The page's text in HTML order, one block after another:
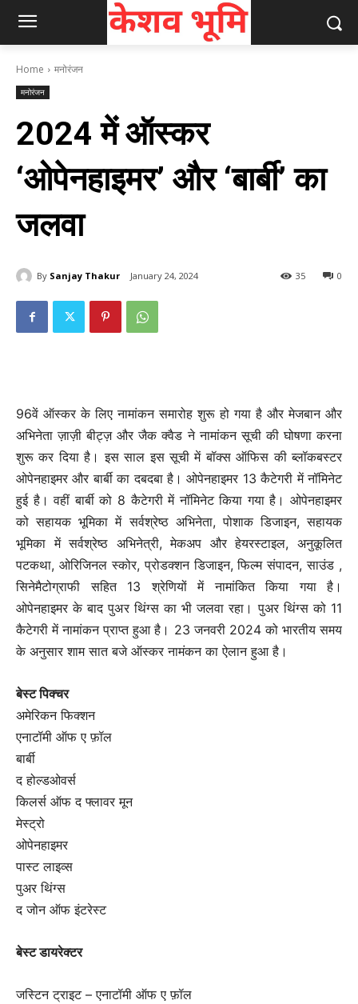
Home मनोरंजन
मनोरंजन
2024 में ऑस्कर
‘ओपेनहाइमर’ और ‘बार्बी’ का
जलवा
By Sanjay Thakur January 24, 2024 0
35
96वें ऑस्कर के लिए नामांकन समारोह शुरू हो गया है और मेजबान और
अभिनेता ज़ाज़ी बीट्ज़ और जैक क्वैड ने नामांकन सूची की घोषणा करना
शुरू कर दिया है। इस साल इस सूची में बॉक्स ऑफिस की ब्लॉकबस्टर
ओपेनहाइमर और बार्बी का दबदबा है। ओपेनहाइमर 13 कैटेगरी में नॉमिनेट
हुई है। वहीं बार्बी को 8 कैटेगरी में नॉमिनेट किया गया है। ओपेनहाइमर
को सहायक भूमिका में सर्वश्रेष्ठ अभिनेता, पोशाक डिजाइन, सहायक
भूमिका में सर्वश्रेष्ठ अभिनेत्री, मेकअप और हेयरस्टाइल, अनुकूलित
पटकथा, ओरिजिनल स्कोर, प्रोडक्शन डिजाइन, फिल्म संपादन, साउंड ,
सिनेमैटोग्राफी सहित 13 श्रेणियों में नामांकित किया गया है।
ओपेनहाइमर के बाद पुअर थिंग्स का भी जलवा रहा। पुअर थिंग्स को 11
कैटेगरी में नामांकन प्राप्त हुआ है। 23 जनवरी 2024 को भारतीय समय
के अनुसार शाम सात बजे ऑस्कर नामंकन का ऐलान हुआ है।
बेस्ट पिक्चर
अमेरिकन फिक्शन
एनाटॉमी ऑफ ए फ़ॉल
बार्बी
द होल्डओवर्स
किलर्स ऑफ द फ्लावर मून
मेस्ट्रो
ओपेनहाइमर
पास्ट लाइव्स
पुअर थिंग्स
द जोन ऑफ इंटरेस्ट
बेस्ट डायरेक्टर
जस्टिन ट्राइट – एनाटॉमी ऑफ ए फ़ॉल